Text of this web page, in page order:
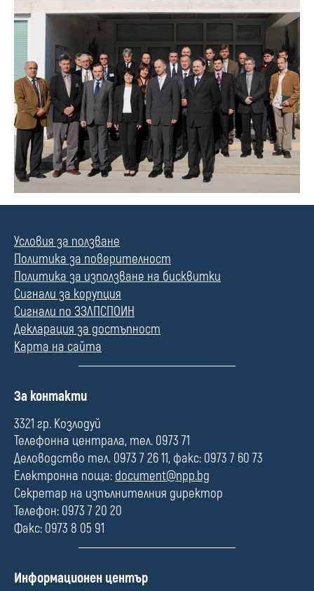
Условия за ползване
Политика за поверителност
Политика за използване на бисквитки
Сигнали за корупция
Сигнали по ЗЗЛПСПОИН
Декларация за достъпност
Карта на сайта
П
л
е
За контакти
3321 гр. Козлодуй
Телефонна централа, тел. 0973 71
Деловодство тел. 0973 7 26 11, факс: 0973 7 60 73
Електронна поща: document@npp.bg
Секретар на изпълнителния директор
Телефон: 0973 7 20 20
Факс: 0973 8 05 91
П
Информационен център